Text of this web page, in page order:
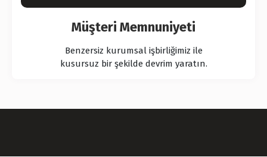
Müşteri Memnuniyeti
Benzersiz kurumsal işbirliğimiz ile
kusursuz bir şekilde devrim yaratın.